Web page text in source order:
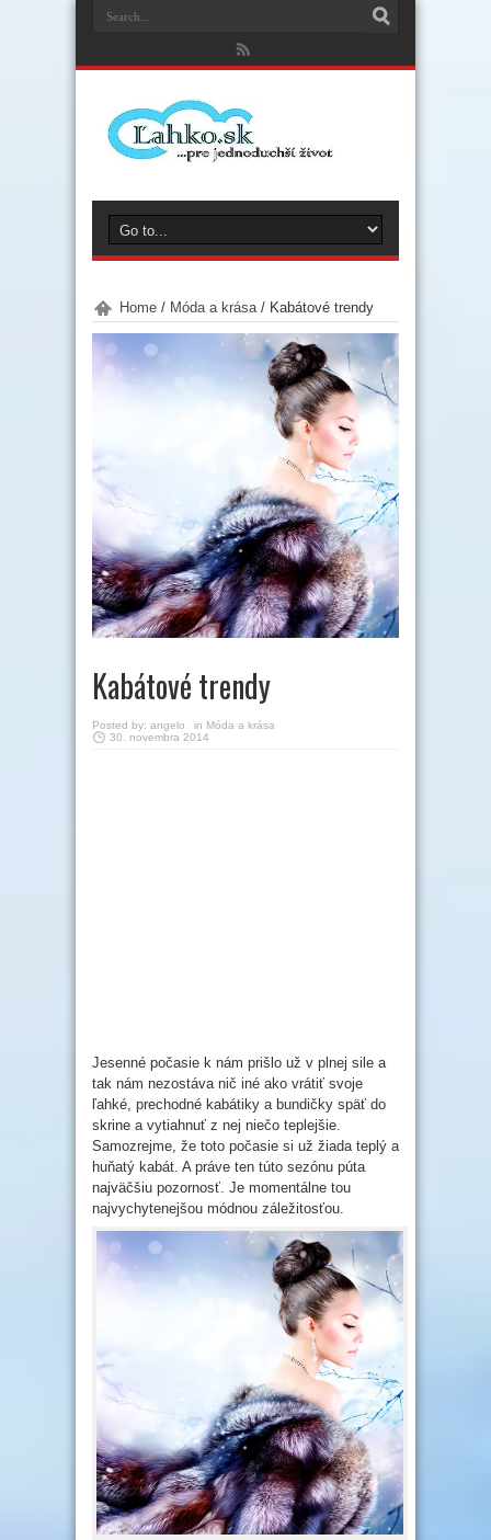
Home / Móda a krása / Kabátové trendy
Kabátové trendy
Posted by: angelo in Móda a krása
30. novembra 2014
Jesenné počasie k nám prišlo už v plnej sile a
tak nám nezostáva nič iné ako vrátiť svoje
ľahké, prechodné kabátiky a bundičky späť do
skrine a vytiahnuť z nej niečo teplejšie.
Samozrejme, že toto počasie si už žiada teplý a
huňatý kabát. A práve ten túto sezónu púta
najväčšiu pozornosť. Je momentálne tou
najvychytenejšou módnou záležitosťou.